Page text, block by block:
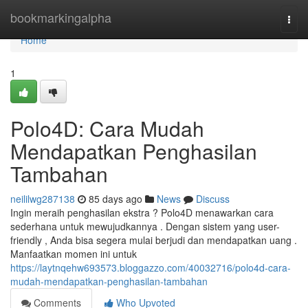
bookmarkingalpha
Home
Home
1
Polo4D: Cara Mudah
Mendapatkan Penghasilan
Tambahan
neililwg287138 85 days ago News
Discuss
Ingin meraih penghasilan ekstra ? Polo4D menawarkan cara
sederhana untuk mewujudkannya . Dengan sistem yang user-
friendly , Anda bisa segera mulai berjudi dan mendapatkan uang .
Manfaatkan momen ini untuk
https://laytnqehw693573.bloggazzo.com/40032716/polo4d-cara-
mudah-mendapatkan-penghasilan-tambahan
Comments
Who Upvoted